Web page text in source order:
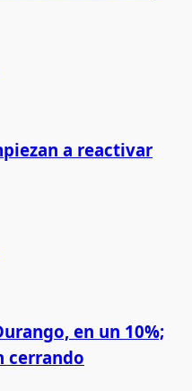
a reactivar
en un 10%;
cerrando